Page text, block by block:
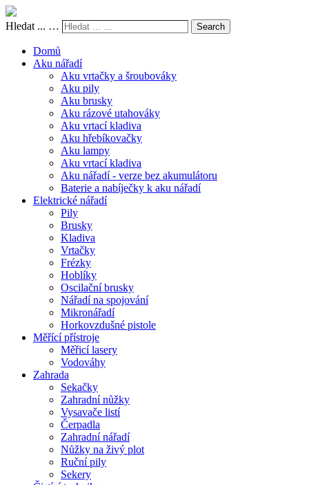
Hledat ... … Search
Domů
Aku nářadí
Aku vrtačky a šroubováky
Aku pily
Aku brusky
Aku rázové utahováky
Aku vrtací kladiva
Aku hřebíkovačky
Aku lampy
Aku vrtací kladiva
Aku nářadí - verze bez akumulátoru
Baterie a nabíječky k aku nářadí
Elektrické nářadí
Pily
Brusky
Kladiva
Vrtačky
Frézky
Hoblíky
Oscilační brusky
Nářadí na spojování
Mikronářadí
Horkovzdušné pistole
Měřící přístroje
Měřicí lasery
Vodováhy
Zahrada
Sekačky
Zahradní nůžky
Vysavače listí
Čerpadla
Zahradní nářadí
Nůžky na živý plot
Ruční pily
Sekery